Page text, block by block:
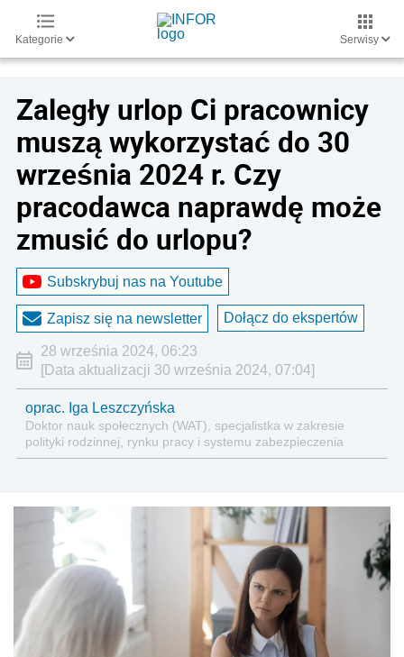
Kategorie Serwisy
Zaległy urlop Ci pracownicy
muszą wykorzystać do 30
września 2024 r. Czy
pracodawca naprawdę może
zmusić do urlopu?
Subskrybuj nas na Youtube
Zapisz się na newsletter Dołącz do ekspertów
28 września 2024, 06:23
[Data aktualizacji 30 września 2024, 07:04]
oprac. Iga Leszczyńska
Doktor nauk społecznych (WAT), specjalistka w zakresie
polityki rodzinnej, rynku pracy i systemu zabezpieczenia
społecznego.